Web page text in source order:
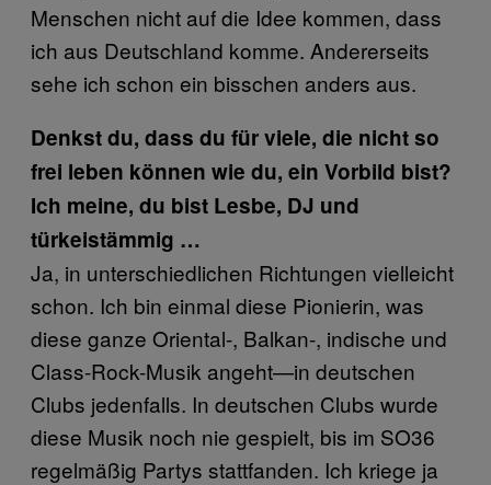
Menschen nicht auf die Idee kommen, dass
ich aus Deutschland komme. Andererseits
sehe ich schon ein bisschen anders aus.
Denkst du, dass du für viele, die nicht so
frei leben können wie du, ein Vorbild bist?
Ich meine, du bist Lesbe, DJ und
türkeistämmig …
Ja, in unterschiedlichen Richtungen vielleicht
schon. Ich bin einmal diese Pionierin, was
diese ganze Oriental-, Balkan-, indische und
Class-Rock-Musik angeht—in deutschen
Clubs jedenfalls. In deutschen Clubs wurde
diese Musik noch nie gespielt, bis im SO36
regelmäßig Partys stattfanden. Ich kriege ja